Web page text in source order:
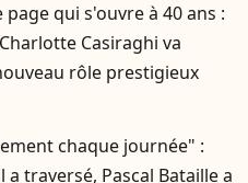
page qui s'ouvre à 40 ans :
Casiraghi va
rôle prestigieux
chaque journée" :
a traversé, Pascal Bataille a